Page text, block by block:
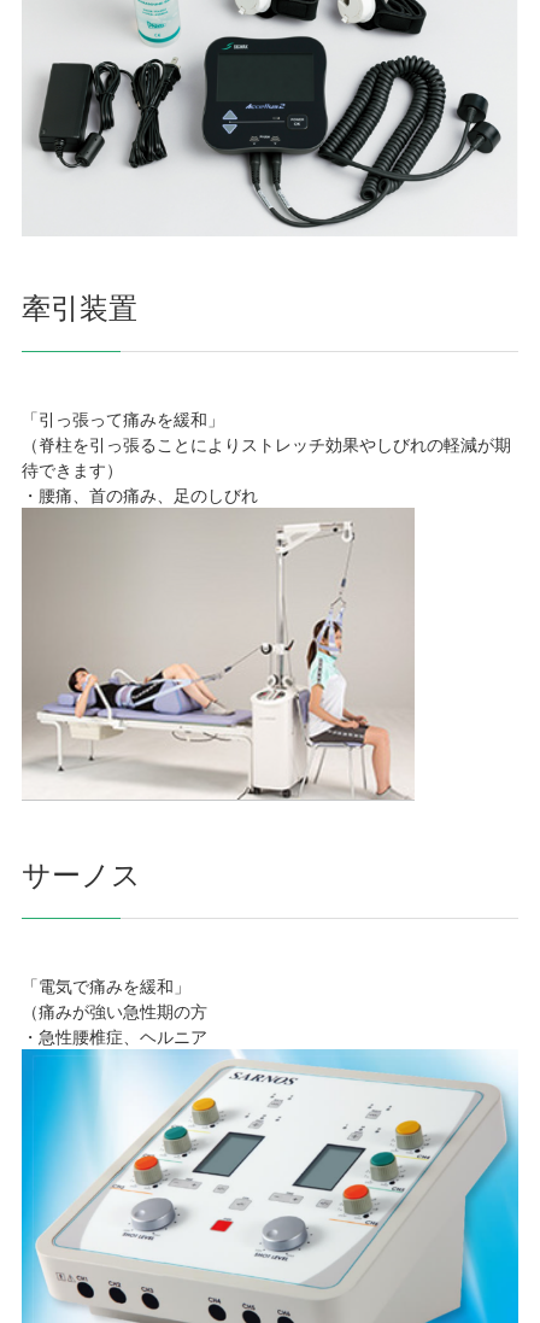
牽引装置
「引っ張って痛みを緩和」
（脊柱を引っ張ることによりストレッチ効果やしびれの軽減が期
待できます）
・腰痛、首の痛み、足のしびれ
サーノス
「電気で痛みを緩和」
（痛みが強い急性期の方
・急性腰椎症、ヘルニア